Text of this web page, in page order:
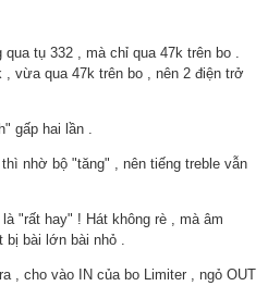
tụ 332 , mà chỉ qua 47k trên bo .
vừa qua 47k trên bo , nên 2 điện trở
gấp hai lần .
nhờ bộ "tăng" , nên tiếng treble vẫn
"rất hay" ! Hát không rè , mà âm
bị bài lớn bài nhỏ .
, cho vào IN của bo Limiter , ngỏ OUT